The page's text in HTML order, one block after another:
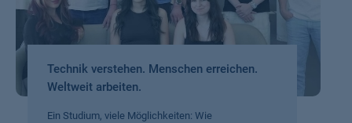
Technik verstehen. Menschen erreichen.
Weltweit arbeiten.
Ein Studium, viele Möglichkeiten: Wie